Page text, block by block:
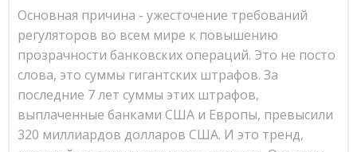
Основная причина - ужесточение требований
регуляторов во всем мире к повышению
прозрачности банковских операций. Это не посто
слова, это суммы гигантских штрафов. За
последние 7 лет суммы этих штрафов,
выплаченные банками США и Европы, превысили
320 миллиардов долларов США. И это тренд,